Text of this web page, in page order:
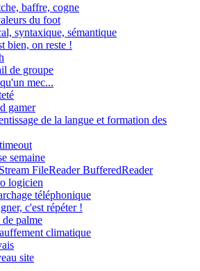
baffre, cogne
du foot
syntaxique, sémantique
bien, on reste !
de groupe
mec...
gamer
de la langue et formation des
semaine
FileReader BufferedReader
logicien
téléphonique
c'est répéter !
palme
climatique
site